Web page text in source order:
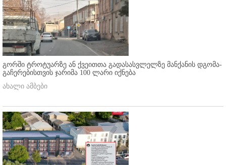
გორში ტროტუარზე ან ქვეითთა გადასასვლელზე მანქანის დგომა-
გაჩერებისთვის ჯარიმა 100 ლარი იქნება
ახალი ამბები